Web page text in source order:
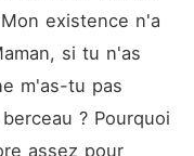
existence n'a
si tu n'as
m'as-tu pas
? Pourquoi
assez pour